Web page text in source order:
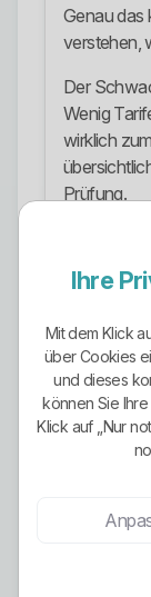
Genau das
verstehen,
Der
Wenig
wirklich
Prüfung.
Die
wie bei
aktuelle
lokalen
Das
Ihre
Mit dem Klick
über Cookies
und dieses
können Sie
Klick auf „Nur